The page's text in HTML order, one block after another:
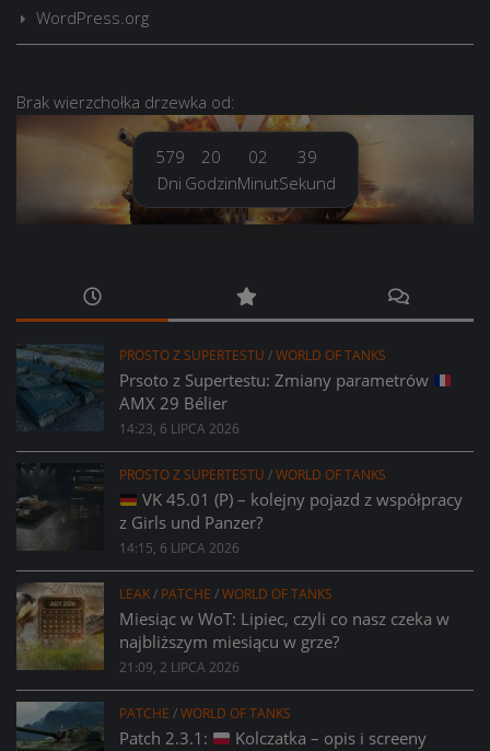
WordPress.org
Brak wierzchołka drzewka od:
579
Dni
20
Godzin
02
Minut
39
Sekund
PROSTO Z SUPERTESTU /WORLD OF TANKS
Prsoto z Supertestu: Zmiany parametrów
AMX 29 Bélier
14:23, 6 LIPCA 2026
PROSTO Z SUPERTESTU /WORLD OF TANKS
VK 45.01 (P) – kolejny pojazd z współpracy
z Girls und Panzer?
14:15, 6 LIPCA 2026
LEAK/ PATCHE /WORLD OF TANKS
Miesiąc w WoT: Lipiec, czyli co nasz czeka w
najbliższym miesiącu w grze?
21:09, 2 LIPCA 2026
PATCHE /WORLD OF TANKS
Patch 2.3.1: Kolczatka – opis i screeny